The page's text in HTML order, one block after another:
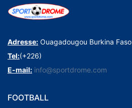
Adresse: Ouagadougou Burkina Faso
Tel:(+226)
E-mail: info@sportdrome.com
FOOTBALL